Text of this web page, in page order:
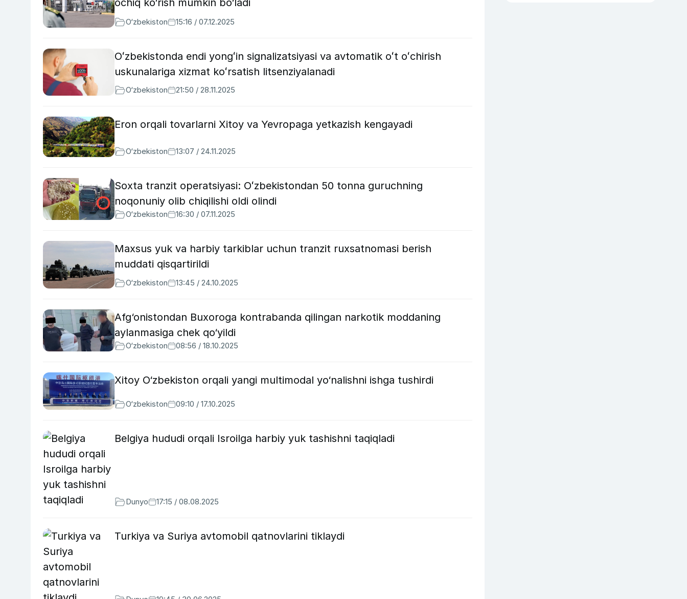
O‘zbekiston 15:16 / 07.12.2025
Oʻzbekistonda endi yongʻin signalizatsiyasi va avtomatik oʻt oʻchirish
uskunalariga xizmat koʻrsatish litsenziyalanadi
O‘zbekiston 21:50 / 28.11.2025
Eron orqali tovarlarni Xitoy va Yevropaga yetkazish kengayadi
O‘zbekiston 13:07 / 24.11.2025
Soxta tranzit operatsiyasi: Oʻzbekistondan 50 tonna guruchning
noqonuniy olib chiqilishi oldi olindi
O‘zbekiston 16:30 / 07.11.2025
Maxsus yuk va harbiy tarkiblar uchun tranzit ruxsatnomasi berish
muddati qisqartirildi
O‘zbekiston 13:45 / 24.10.2025
Afg‘onistondan Buxoroga kontrabanda qilingan narkotik moddaning
aylanmasiga chek qo‘yildi
O‘zbekiston 08:56 / 18.10.2025
Xitoy O‘zbekiston orqali yangi multimodal yo‘nalishni ishga tushirdi
O‘zbekiston 09:10 / 17.10.2025
Belgiya hududi orqali Isroilga harbiy yuk tashishni taqiqladi
Dunyo 17:15 / 08.08.2025
Turkiya va Suriya avtomobil qatnovlarini tiklaydi